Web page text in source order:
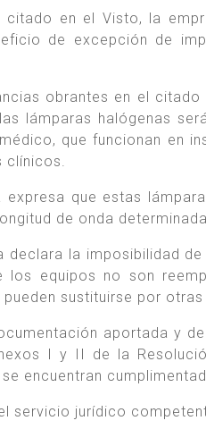
en el Visto, la
de excepción de
obrantes en el citado
lámparas halógenas
que funcionan en
clínicos.
expresa que estas
de onda
declara la imposibilidad
los equipos no son
sustituirse por
aportada y
I y II de la
encuentran
servicio jurídico